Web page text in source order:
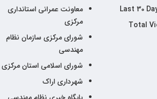
Last 30
Total
معاونت عمرانی استانداری
مرکزی
شورای مرکزی سازمان نظام
مهندسی
شورای اسلامی استان مرکزی
شهرداری اراک